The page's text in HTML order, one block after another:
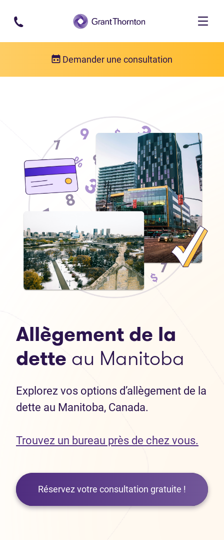
Passer au contenu principal
Demander une consultation
Allègement de la
dette au Manitoba
Explorez vos options d’allègement de la
dette au Manitoba, Canada.
Trouvez un bureau près de chez vous.
Réservez votre consultation gratuite !